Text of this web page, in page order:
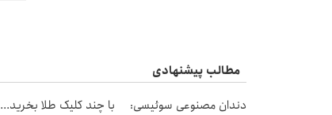
مطالب پیشنهادی
دندان مصنوعی سوئیسی:
با چند کلیک طلا بخرید...